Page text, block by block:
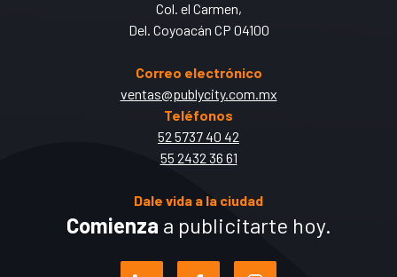
Col. el Carmen,
Del. Coyoacán CP 04100
Correo electrónico
ventas@publycity.com.mx
Teléfonos
52 5737 40 42
55 2432 36 61
Dale vida a la ciudad
Comienza a publicitarte hoy.